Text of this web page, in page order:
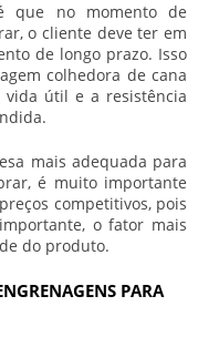
que no momento de
, o cliente deve ter em
de longo prazo. Isso
colhedora de cana
útil e a resistência
mais adequada para
, é muito importante
competitivos, pois
o fator mais
do produto.
PARA